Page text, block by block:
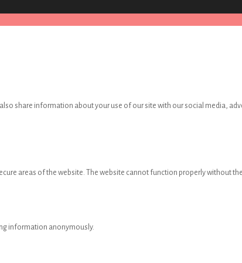
share information about your use of our site with our social media,
areas of the website. The website cannot function properly without
information anonymously.